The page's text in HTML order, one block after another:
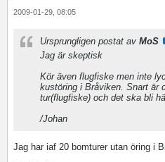
2009-01-29, 08:05
Ursprungligen postat av MoS
Jag är skeptisk
Kör även flugfiske men inte
kustöring i Bråviken. Snart är
tur(flugfiske) och det ska bli
/Johan
Jag har iaf 20 bomturer utan öring i